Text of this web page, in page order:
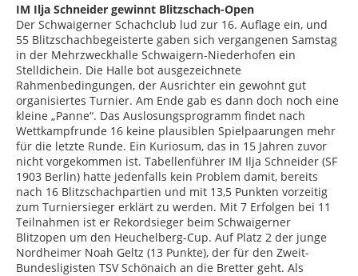
IM Ilja Schneider gewinnt Blitzschach-Open
Der Schwaigerner Schachclub lud zur 16. Auflage ein, und
55 Blitzschachbegeisterte gaben sich vergangenen Samstag
in der Mehrzweckhalle Schwaigern-Niederhofen ein
Stelldichein. Die Halle bot ausgezeichnete
Rahmenbedingungen, der Ausrichter ein gewohnt gut
organisiertes Turnier. Am Ende gab es dann doch noch eine
kleine „Panne“. Das Auslosungsprogramm findet nach
Wettkampfrunde 16 keine plausiblen Spielpaarungen mehr
für die letzte Runde. Ein Kuriosum, das in 15 Jahren zuvor
nicht vorgekommen ist. Tabellenführer IM Ilja Schneider (SF
1903 Berlin) hatte jedenfalls kein Problem damit, bereits
nach 16 Blitzschachpartien und mit 13,5 Punkten vorzeitig
zum Turniersieger erklärt zu werden. Mit 7 Erfolgen bei 11
Teilnahmen ist er Rekordsieger beim Schwaigerner
Blitzopen um den Heuchelberg-Cup. Auf Platz 2 der junge
Nordheimer Noah Geltz (13 Punkte), der für den Zweit-
Bundesligisten TSV Schönaich an die Bretter geht. Als